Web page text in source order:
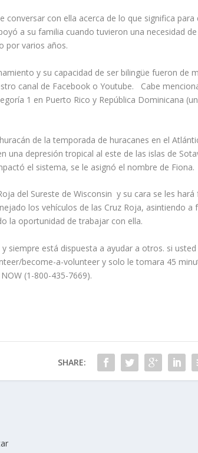
con ella acerca de lo que significa
a su familia cuando tuvieron una necesidad
por varios años.
y su capacidad de ser bilingüe fueron de
canal de Facebook o Youtube.
Cabe
1 en Puerto Rico y República Dominicana
de la temporada de huracanes en el
una depresión tropical al este de las islas de
el sistema, se le asignó el nombre de Fiona.
del Sureste de Wisconsin y su cara se les
los vehículos de las Cruz Roja, asintiendo
la oportunidad de trabajar con ella.
siempre está dispuesta a ayudar a otros. si
become-a-volunteer y solo le tomara 45
(1-800-435-7669).
SHARE: